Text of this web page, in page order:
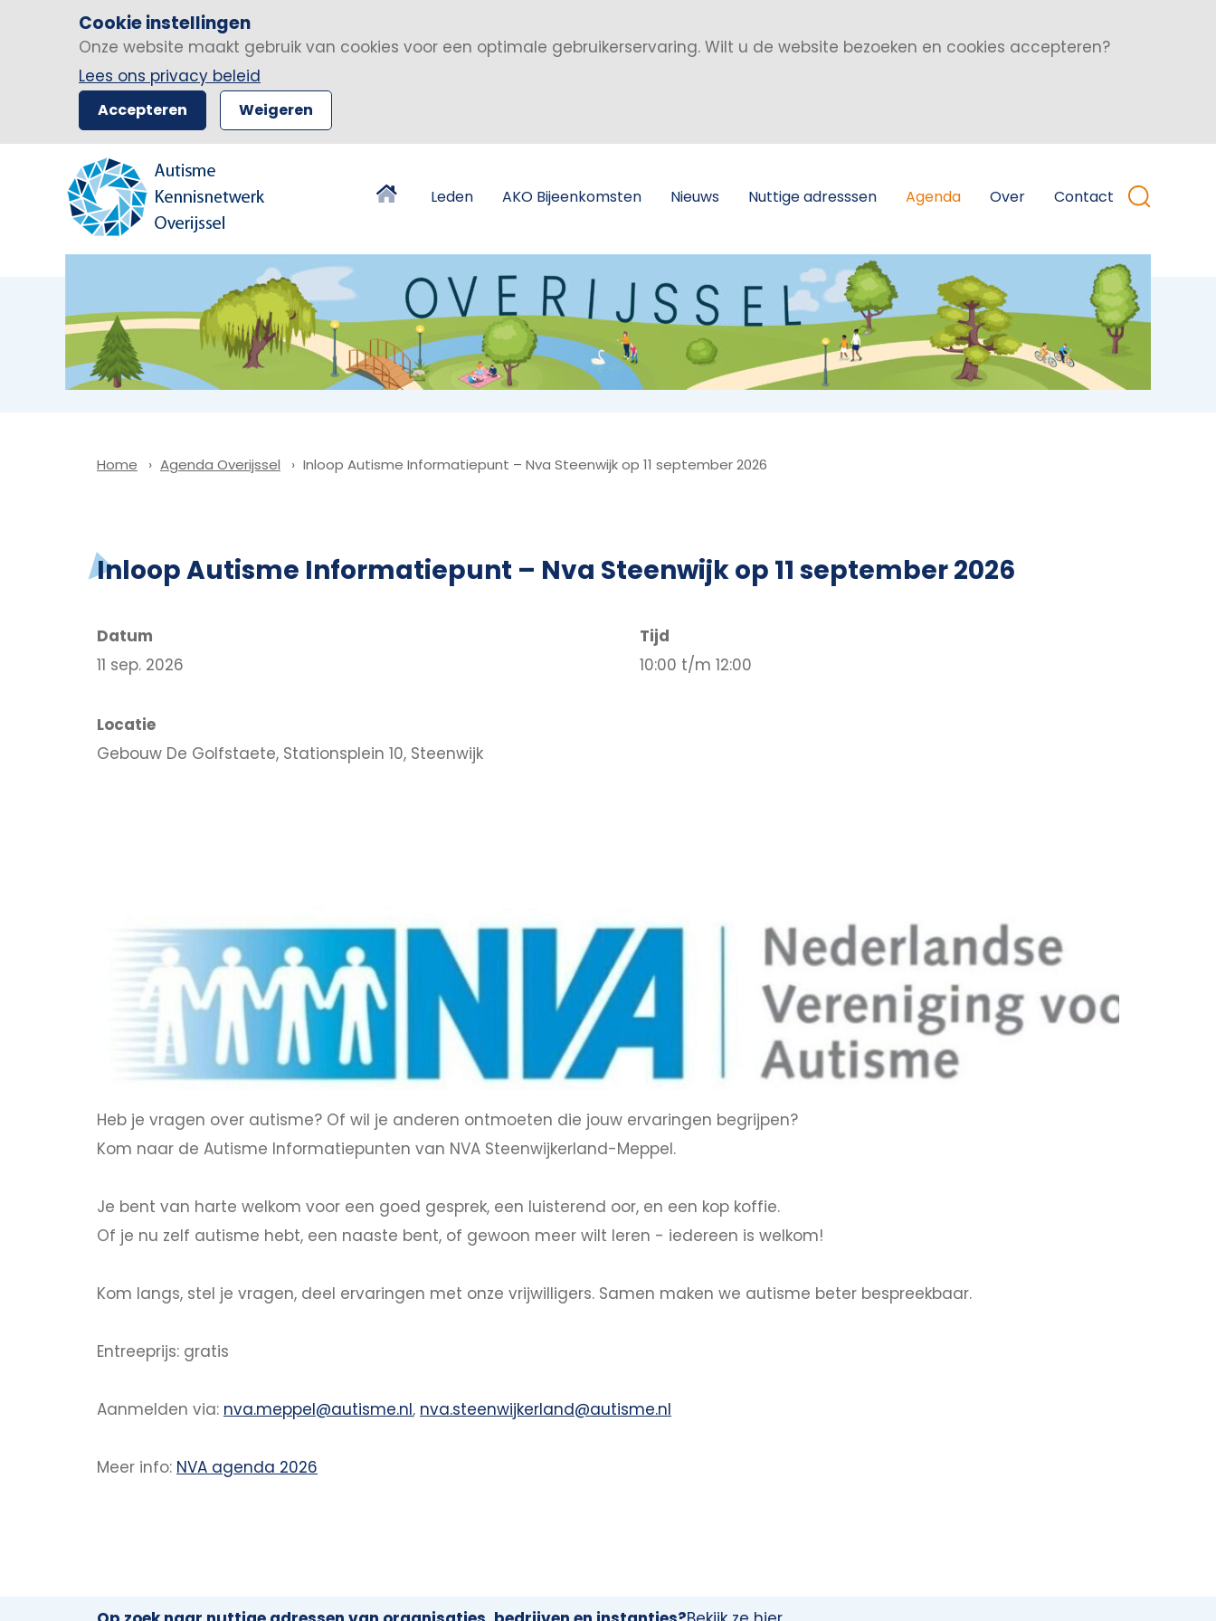
Cookie instellingen
Onze website maakt gebruik van cookies voor een optimale gebruikerservaring. Wilt u de website bezoeken en cookies accepteren?
Lees ons privacy beleid
Accepteren Weigeren
Leden AKO Bijeenkomsten Nieuws Nuttige adresssen Agenda Over Contact
Home Agenda Overijssel Inloop Autisme Informatiepunt – Nva Steenwijk op 11 september 2026
Inloop Autisme Informatiepunt – Nva Steenwijk op 11 september 2026
Datum
11 sep. 2026
Tijd
10:00 t/m 12:00
Locatie
Gebouw De Golfstaete, Stationsplein 10, Steenwijk
Heb je vragen over autisme? Of wil je anderen ontmoeten die jouw ervaringen begrijpen?
Kom naar de Autisme Informatiepunten van NVA Steenwijkerland-Meppel.
Je bent van harte welkom voor een goed gesprek, een luisterend oor, en een kop koffie.
Of je nu zelf autisme hebt, een naaste bent, of gewoon meer wilt leren - iedereen is welkom!
Kom langs, stel je vragen, deel ervaringen met onze vrijwilligers. Samen maken we autisme beter bespreekbaar.
Entreeprijs: gratis
Aanmelden via: nva.meppel@autisme.nl, nva.steenwijkerland@autisme.nl
Meer info: NVA agenda 2026